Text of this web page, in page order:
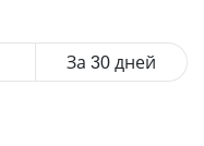
За 30 дней